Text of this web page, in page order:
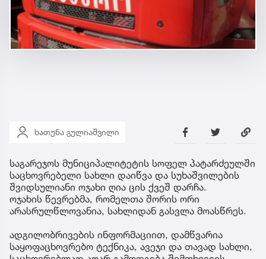
ხათუნა გულიაშვილი
საგარეჯოს მუნიციპალიტეტის სოფელ პატარძეულში
საცხოვრებელი სახლი დაიწვა და სუხაშვილების
შვიდსულიანი ოჯახი ღია ცის ქვეშ დარჩა.
ოჯახის წევრებმა, რომელთა შორის ორი
არასრულწლოვანია, სახლიდან გასვლა მოასწრეს.
ადგილობრივების ინფორმაციით, დამწვარია
საყოფაცხოვრებო ტექნიკა, ავეჯი და თავად სახლი,